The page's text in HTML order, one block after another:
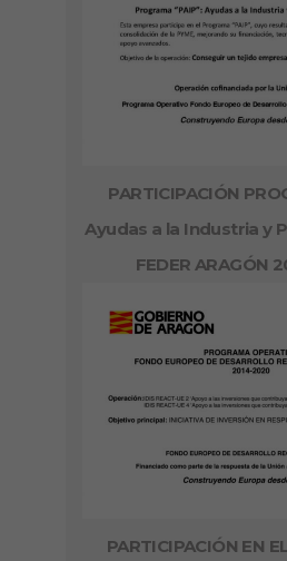
PARTICIPACIÓN
Ayudas a la Industria y
FEDER ARAGÓN
PARTICIPACIÓN EN